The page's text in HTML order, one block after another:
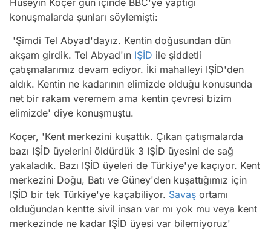
konuşmalarda şunları söylemişti:
'Şimdi Tel Abyad'dayız. Kentin doğusundan dün
akşam girdik. Tel Abyad'ın IŞİD ile şiddetli
çatışmalarımız devam ediyor. İki mahalleyi IŞİD'den
aldık. Kentin ne kadarının elimizde olduğu konusunda
net bir rakam veremem ama kentin çevresi bizim
elimizde' diye konuşmuştu.
Koçer, 'Kent merkezini kuşattık. Çıkan çatışmalarda
bazı IŞİD üyelerini öldürdük 3 IŞİD üyesini de sağ
yakaladık. Bazı IŞİD üyeleri de Türkiye'ye kaçıyor. Kent
merkezini Doğu, Batı ve Güney'den kuşattığımız için
IŞİD bir tek Türkiye'ye kaçabiliyor. Savaş ortamı
olduğundan kentte sivil insan var mı yok mu veya kent
merkezinde ne kadar IŞİD üyesi var bilemiyoruz'